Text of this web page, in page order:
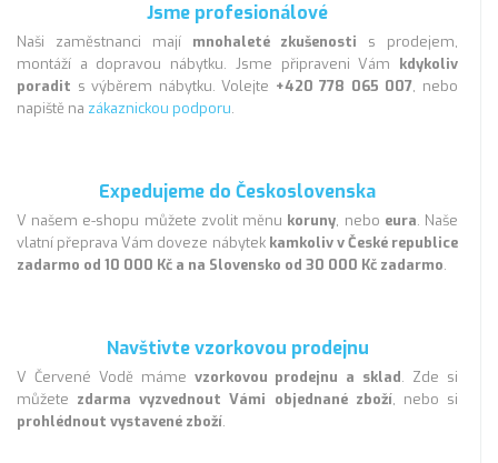
Jsme profesionálové
Naši zaměstnanci mají mnohaleté zkušenosti s prodejem,
montáží a dopravou nábytku. Jsme připraveni Vám kdykoliv
poradit s výběrem nábytku. Volejte +420 778 065 007, nebo
napiště na zákaznickou podporu.
Expedujeme do Československa
V našem e-shopu můžete zvolit měnu koruny, nebo eura. Naše
vlatní přeprava Vám doveze nábytek kamkoliv v České republice
zadarmo od 10 000 Kč a na Slovensko od 30 000 Kč zadarmo.
Navštivte vzorkovou prodejnu
V Červené Vodě máme vzorkovou prodejnu a sklad. Zde si
můžete zdarma vyzvednout Vámi objednané zboží, nebo si
prohlédnout vystavené zboží.